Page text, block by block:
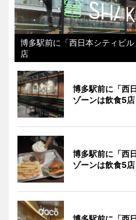
博多駅前に「西日本シティビ
店
博多駅前に「西
ゾーンは飲食5店
博多駅前に「西
ゾーンは飲食5店